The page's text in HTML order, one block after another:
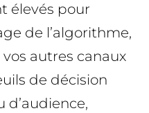
élevés pour
de l’algorithme,
autres canaux
de décision
d’audience,